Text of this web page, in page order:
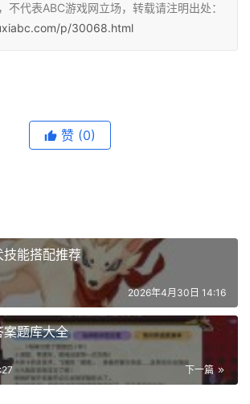
不代表ABC游戏网立场，转载请注明出处：
p/30068.html
赞 (0)
技能搭配推荐
2026年4月30日 14:16
案题库大全
下一篇